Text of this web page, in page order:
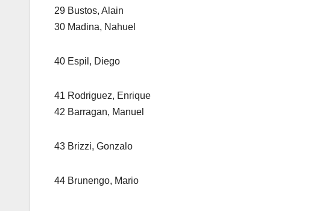
29 Bustos, Alain
30 Madina, Nahuel
40 Espil, Diego
41 Rodriguez, Enrique
42 Barragan, Manuel
43 Brizzi, Gonzalo
44 Brunengo, Mario